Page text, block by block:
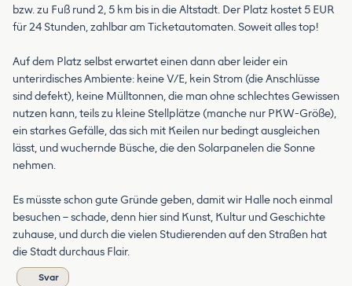
bzw. zu Fuß rund 2, 5 km bis in die Altstadt. Der Platz kostet 5 EUR
für 24 Stunden, zahlbar am Ticketautomaten. Soweit alles top!
Auf dem Platz selbst erwartet einen dann aber leider ein
unterirdisches Ambiente: keine V/E, kein Strom (die Anschlüsse
sind defekt), keine Mülltonnen, die man ohne schlechtes Gewissen
nutzen kann, teils zu kleine Stellplätze (manche nur PKW-Größe),
ein starkes Gefälle, das sich mit Keilen nur bedingt ausgleichen
lässt, und wuchernde Büsche, die den Solarpanelen die Sonne
nehmen.
Es müsste schon gute Gründe geben, damit wir Halle noch einmal
besuchen – schade, denn hier sind Kunst, Kultur und Geschichte
zuhause, und durch die vielen Studierenden auf den Straßen hat
die Stadt durchaus Flair.
Svar